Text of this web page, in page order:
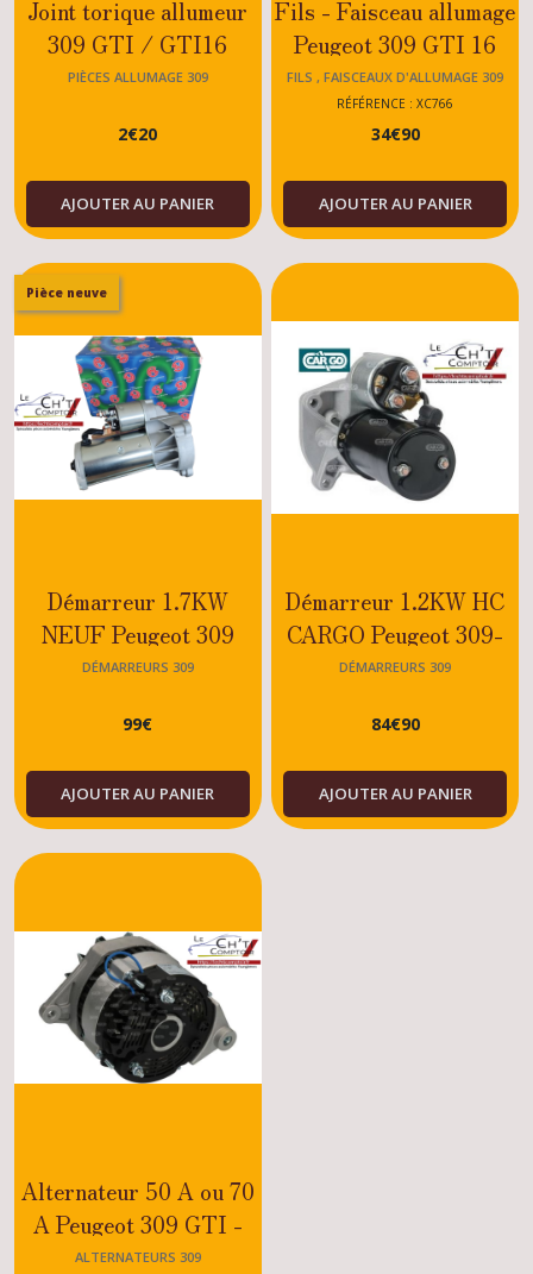
Joint torique allumeur
309 GTI / GTI16
PIÈCES ALLUMAGE 309
2€20
AJOUTER AU PANIER
Fils - Faisceau allumage
Peugeot 309 GTI 16
FILS , FAISCEAUX D'ALLUMAGE 309
RÉFÉRENCE : XC766
34€90
AJOUTER AU PANIER
Pièce neuve
Démarreur 1.7KW
NEUF Peugeot 309
SRDT-Diesel-XUD7-
DÉMARREURS 309
99€
AJOUTER AU PANIER
Démarreur 1.2KW HC
CARGO Peugeot 309-
XS-GT-1.0-1.1-1.3-1.4
DÉMARREURS 309
84€90
AJOUTER AU PANIER
Alternateur 50 A ou 70
A Peugeot 309 GTI -
GTI16 - TURBO -
ALTERNATEURS 309